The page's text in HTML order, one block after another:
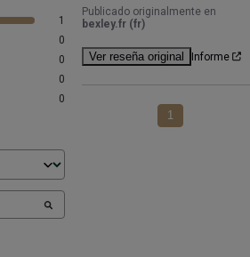
1
0
0
0
0
Publicado originalmente en
bexley.fr (fr)
Ver reseña original Informe
1